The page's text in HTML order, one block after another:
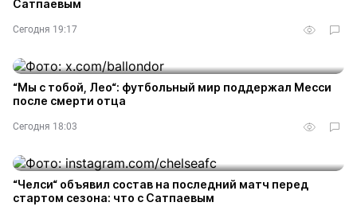
Сатпаевым
Сегодня 19:17
“Мы с тобой, Лео“: футбольный мир поддержал Месси
после смерти отца
Сегодня 18:03
“Челси“ объявил состав на последний матч перед
стартом сезона: что с Сатпаевым